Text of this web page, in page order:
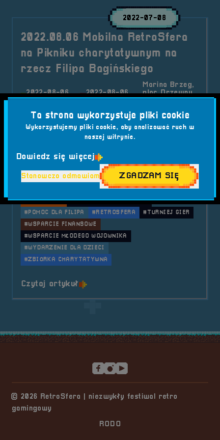
2022-07-08
2022.08.06 Mobilna RetroSfera
na Pikniku charytatywnym na
rzecz Filipa Bagińskiego
2022-08-06
13:00:00
2022-08-06
20:00:00
Marina Brzeg,
plac Drzewny
3, 49-300
06.08.2022 Organizujemy Piknik charytatywny
dla Filipa Bagińskiego aby wesprzeć nierówną
Kategorie wpisu:
Mobilna RetroSfera
Tagi:
#AKCJA CHARYTATYWNA
#FILIP BAGIŃSKI
#GRY RETRO
#PIKNIK CHARYTATYWNY
#POMOC DLA FILIPA
#RETROSFERA
#TURNIEJ GIER
#WSPARCIE FINANSOWE
#WSPARCIE MŁODEGO WOJOWNIKA
#WYDARZENIE DLA DZIECI
#ZBIÓRKA CHARYTATYWNA
Czytaj artykuło tytule 2022.08.06 Mobilna
© 2026 RetroSfera | niezwykły festiwal retro
gamingowy
RODO
Ta strona wykorzystuje pliki cookie
Wykorzystujemy pliki cookie, aby analizować ruch w
naszej witrynie.
Dowiedz się więcej
Stanowczo odmawiam ZGADZAM SIĘ